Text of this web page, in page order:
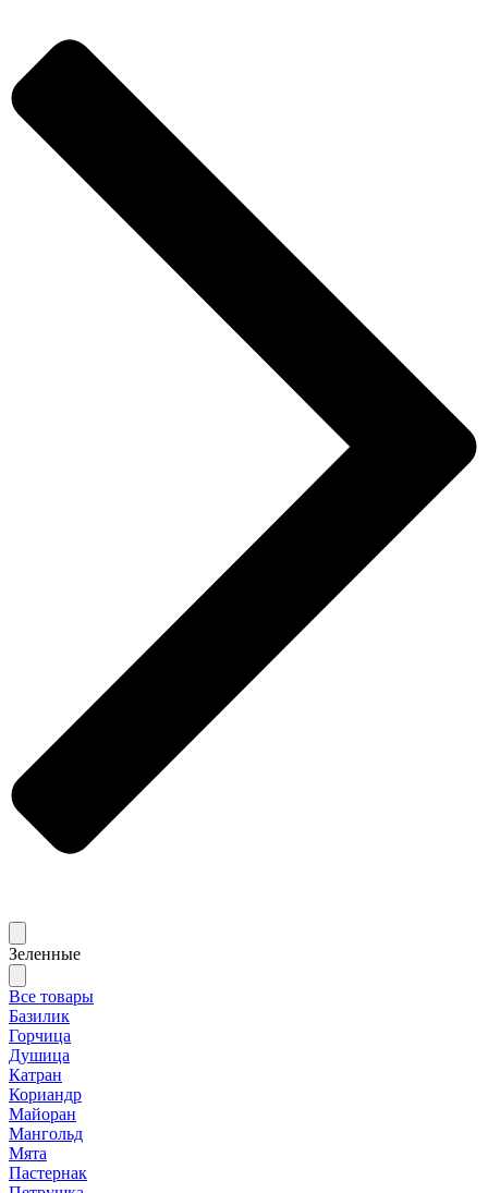
Зеленные
Все товары
Базилик
Горчица
Душица
Катран
Кориандр
Майоран
Мангольд
Мята
Пастернак